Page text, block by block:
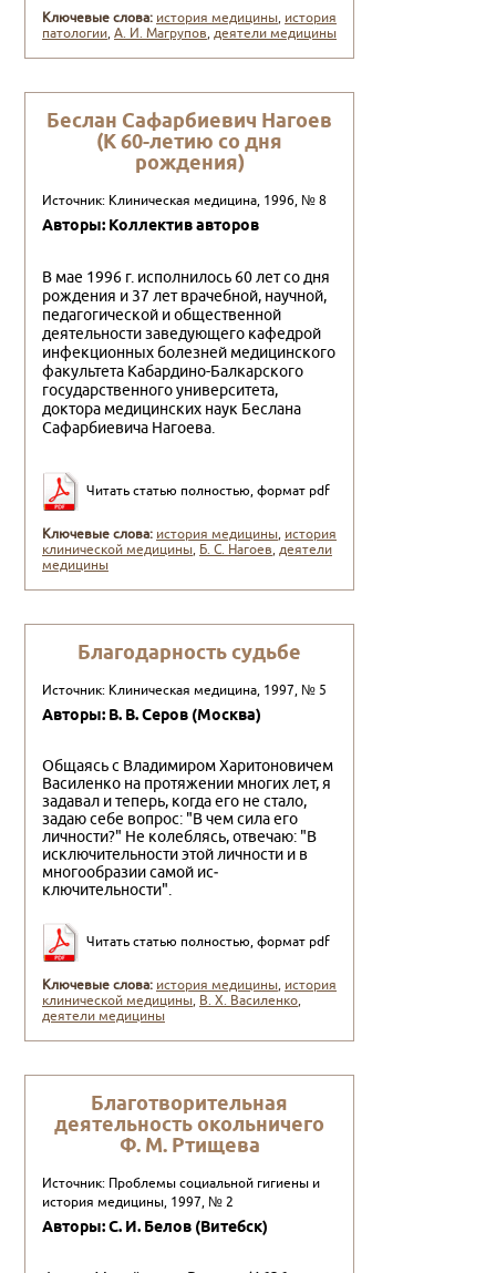
Ключевые слова: история медицины, история
патологии,А. И. Магрупов,деятели медицины
Беслан Сафарбиевич Нагоев
(К 60-летию со дня
рождения)
Источник: Клиническая медицина, 1996, № 8
Авторы: Коллектив авторов
В мае 1996 г. исполнилось 60 лет со дня
рождения и 37 лет врачебной, научной,
педагогической и общественной
деятельно­сти заведующего кафедрой
инфекционных болезней медицинско­го
факультета Кабардино-Балкарского
государственного универ­ситета,
доктора медицинских наук Беслана
Сафарбиевича Нагоева.
Читать статью полностью, формат pdf
Ключевые слова: история медицины, история
клинической медицины, Б. С. Нагоев,деятели
медицины
Благодарность судьбе
Источник: Клиническая медицина, 1997, № 5
Авторы: В. В. Серов (Москва)
Общаясь с Владимиром Харитоновичем
Василенко на протя­жении многих лет, я
задавал и теперь, когда его не стало,
задаю себе вопрос: "В чем сила его
личности?" Не колеблясь, отвечаю: "В
исключительности этой личности и в
многообразии самой ис­
ключительности".
Читать статью полностью, формат pdf
Ключевые слова: история медицины, история
клинической медицины, В. Х. Васи­ленко,
деятели медицины
Благотворительная
деятельность окольничего
Ф. М. Ртищева
Источник: Проблемы социальной гигиены и
история медицины, 1997, № 2
Авторы: С. И. Белов (Витебск)